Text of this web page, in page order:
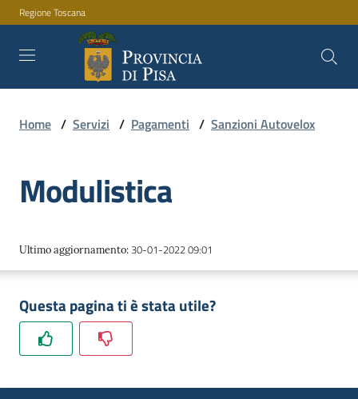
Vai al contenuto
Vai alla navigazione
Vai al footer
Regione Toscana
Amministrazione
Servizi
Documenti
Home / Servizi / Pagamenti / Sanzioni Autovelox
Modulistica
Ultimo aggiornamento: 30-01-2022 09:01
Questa pagina ti è stata utile?